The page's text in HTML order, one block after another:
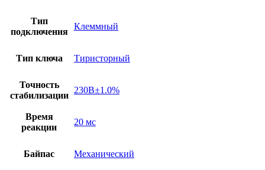
Тип
подключения
Клеммный
Тип ключа Тиристорный
Точность
стабилизации
230В±1.0%
Время
реакции
20 мс
Байпас Механический